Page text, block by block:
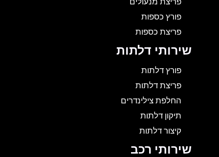
פורץ כספות
פריצת כספות
שירותי דלתות
פורץ דלתות
פריצת דלתות
החלפת צילינדרים
תיקון דלתות
קיצור דלתות
שירותי רכב